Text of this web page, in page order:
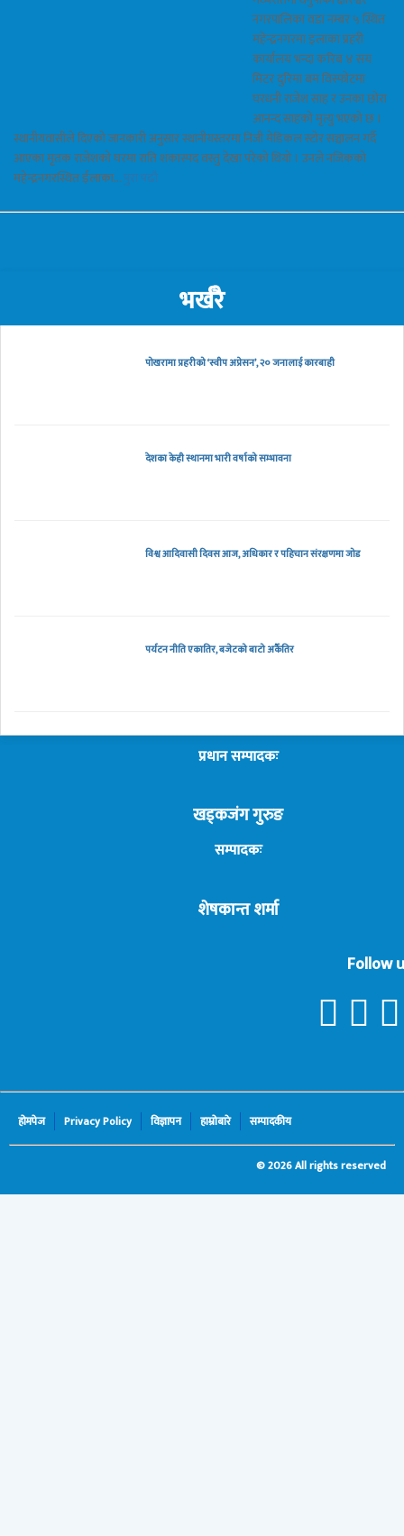
नगरपालिका वडा नम्बर ५ स्थित
महेन्द्रनगरमा इलाका प्रहरी
कार्यालय भन्दा करिब ४ सय
मिटर दुरिमा बम विस्फोटमा
घरधनी राजेश साह र उनका छोरा
आनन्द साहको मृत्यु भएको छ ।
स्थानीयवासीले दिएको जानकारी अनुसार स्थानीयस्तरमा निजी मेडिकल स्टोर सञ्चालन गर्दै
आएका मृतक राजेशको घरमा राति शंकास्पद वस्तु देखा परेको थियो । उनले नजिकको
महेन्द्रनगरस्थित ईलाका…पुरा पढौ
भर्खरै
पोखरामा प्रहरीको ‘स्वीप अप्रेसन’, २० जनालाई कारबाही
देशका केही स्थानमा भारी वर्षाको सम्भावना
विश्व आदिवासी दिवस आज, अधिकार र पहिचान संरक्षणमा जोड
पर्यटन नीति एकातिर, बजेटको बाटो अर्कैतिर
प्रधान सम्पादकः
खड्कजंग गुरुङ
सम्पादकः
शेषकान्त शर्मा
Follow
होमपेज Privacy Policy विज्ञापन हाम्रोबारे सम्पादकीय
© 2026 All rights reserved